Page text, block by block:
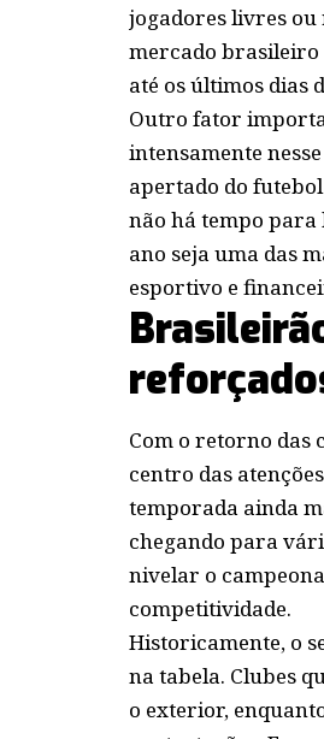
jogadores livres ou
mercado brasileiro
até os últimos dias
Outro fator
intensamente
apertado do
não há tempo para
ano seja uma das
esportivo e
Com o retorno das
centro das
temporada ainda
chegando para
nivelar o
competitividade.
Historicamente, o
na tabela. Clubes
o exterior,